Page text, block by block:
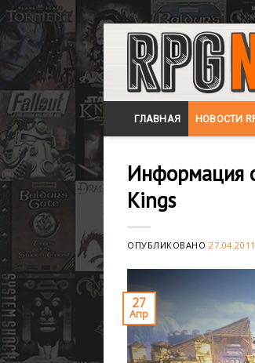
Skip
content
ГЛАВНАЯ НОВОСТИ
Информация
Kings
ОПУБЛИКОВАНО
27
Апр